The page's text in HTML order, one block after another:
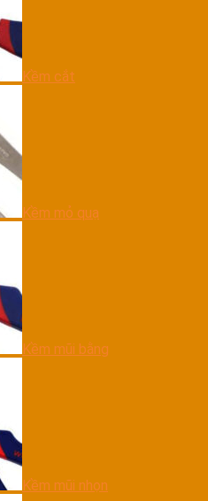
Kềm cắt
Kềm mỏ quạ
Kềm mũi bằng
Kềm mũi nhọn